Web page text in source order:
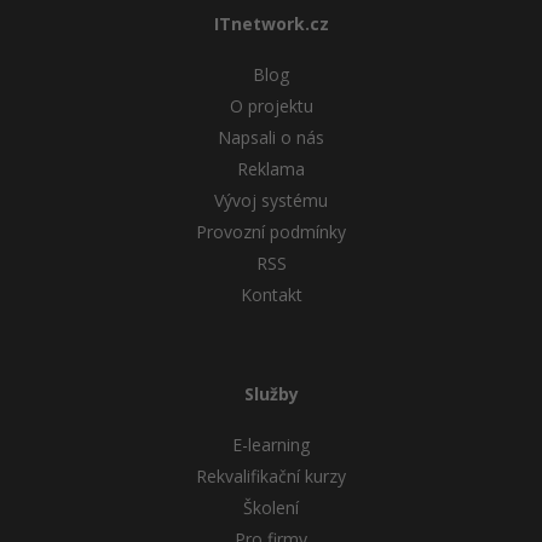
Kybernetická bezpečnost
Elektronický podpis
ITnetwork.cz
Blog
O projektu
Napsali o nás
Reklama
Vývoj systému
Provozní podmínky
RSS
Kontakt
Služby
E-learning
Rekvalifikační kurzy
Školení